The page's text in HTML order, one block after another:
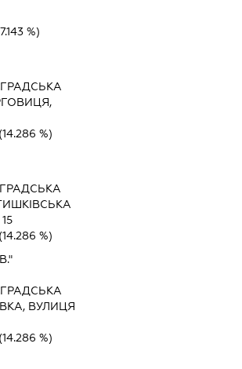
%)
(14.286 %)
(14.286 %)
ВУЛИЦЯ
(14.286 %)